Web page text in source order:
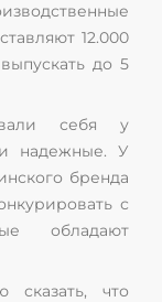
12.000
до 5
себя у
и надежные. У
бренда
с
обладают
сказать, что